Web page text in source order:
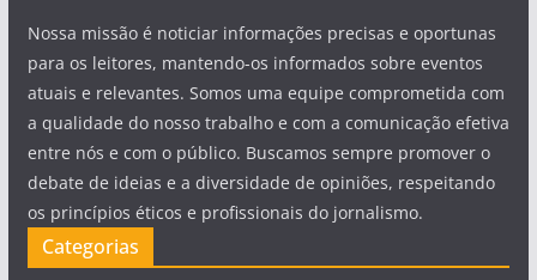
Nossa missão é noticiar informações precisas e oportunas
para os leitores, mantendo-os informados sobre eventos
atuais e relevantes. Somos uma equipe comprometida com
a qualidade do nosso trabalho e com a comunicação efetiva
entre nós e com o público. Buscamos sempre promover o
debate de ideias e a diversidade de opiniões, respeitando
os princípios éticos e profissionais do jornalismo.
Categorias